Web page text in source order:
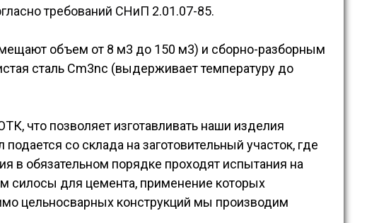
требований СНиП 2.01.07-85.
объем от 8 м3 до 150 м3) и сборно-разборным
сталь Cm3nc (выдерживает температуру до
что позволяет изготавливать наши изделия
со склада на заготовительный участок, где
в обязательном порядке проходят испытания на
силосы для цемента, применение которых
цельносварных конструкций мы производим